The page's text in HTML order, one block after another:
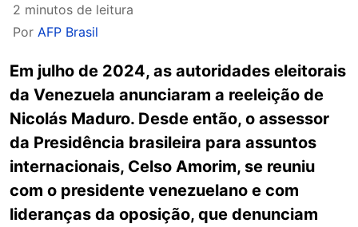
2 minutos de leitura
Por AFP Brasil
Em julho de 2024, as autoridades eleitorais
da Venezuela anunciaram a reeleição de
Nicolás Maduro. Desde então, o assessor
da Presidência brasileira para assuntos
internacionais, Celso Amorim, se reuniu
com o presidente venezuelano e com
lideranças da oposição, que denunciam